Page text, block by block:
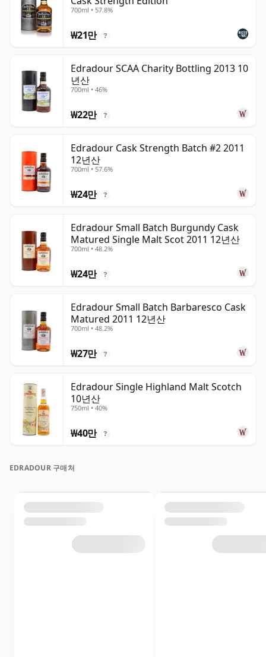
700ml • 57.8%
₩21만 ?
Edradour SCAA Charity Bottling 2013 10
년산
700ml • 46%
₩22만 ?
Edradour Cask Strength Batch #2 2011
12년산
700ml • 57.6%
₩24만 ?
Edradour Small Batch Burgundy Cask
Matured Single Malt Scot 2011 12년산
700ml • 48.2%
₩24만 ?
Edradour Small Batch Barbaresco Cask
Matured 2011 12년산
700ml • 48.2%
₩27만 ?
Edradour Single Highland Malt Scotch
10년산
750ml • 40%
₩40만 ?
EDRADOUR 구매처